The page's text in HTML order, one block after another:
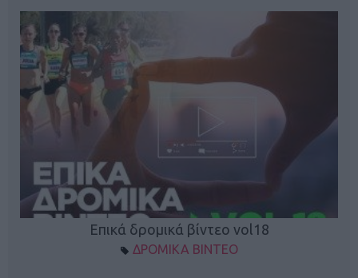
Επικά δρομικά βίντεο vol18
ΔΡΟΜΙΚΑ ΒΙΝΤΕΟ